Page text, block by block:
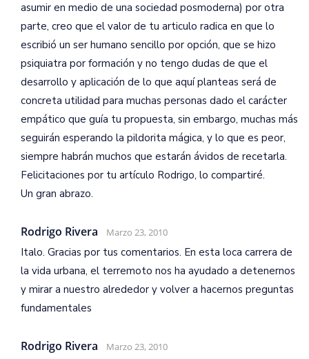
asumir en medio de una sociedad posmoderna) por otra
parte, creo que el valor de tu articulo radica en que lo
escribió un ser humano sencillo por opción, que se hizo
psiquiatra por formación y no tengo dudas de que el
desarrollo y aplicación de lo que aquí planteas será de
concreta utilidad para muchas personas dado el carácter
empático que guía tu propuesta, sin embargo, muchas más
seguirán esperando la pildorita mágica, y lo que es peor,
siempre habrán muchos que estarán ávidos de recetarla.
Felicitaciones por tu artículo Rodrigo, lo compartiré.
Un gran abrazo.
Rodrigo Rivera Marzo 23, 2010
Italo. Gracias por tus comentarios. En esta loca carrera de
la vida urbana, el terremoto nos ha ayudado a detenernos
y mirar a nuestro alrededor y volver a hacernos preguntas
fundamentales
Rodrigo Rivera Marzo 23, 2010